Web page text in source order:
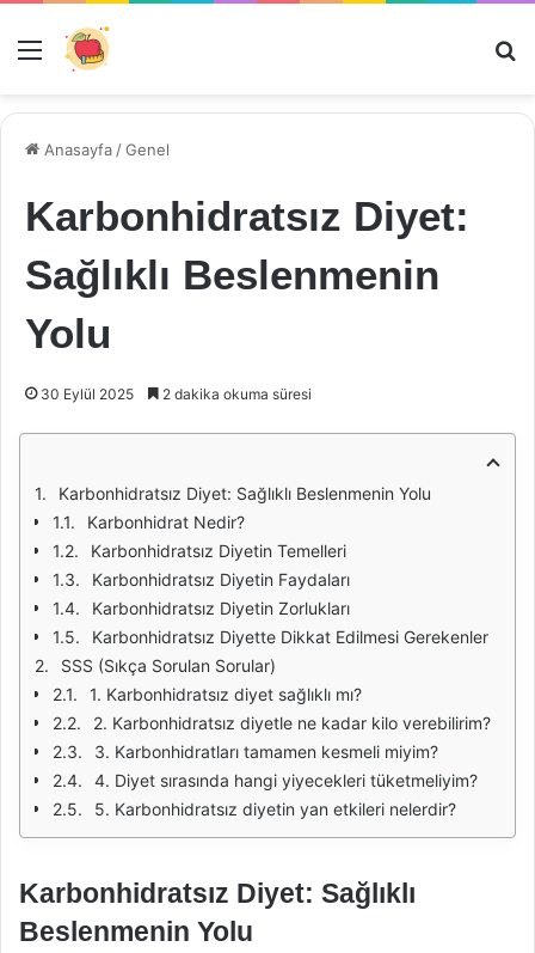
Menü
Anasayfa /Genel
Karbonhidratsız Diyet:
Sağlıklı Beslenmenin
Yolu
30 Eylül 2025 2 dakika okuma süresi
Karbonhidratsız Diyet: Sağlıklı Beslenmenin Yolu
Karbonhidrat Nedir?
Karbonhidratsız Diyetin Temelleri
Karbonhidratsız Diyetin Faydaları
Karbonhidratsız Diyetin Zorlukları
Karbonhidratsız Diyette Dikkat Edilmesi Gerekenler
SSS (Sıkça Sorulan Sorular)
1. Karbonhidratsız diyet sağlıklı mı?
2. Karbonhidratsız diyetle ne kadar kilo verebilirim?
3. Karbonhidratları tamamen kesmeli miyim?
4. Diyet sırasında hangi yiyecekleri tüketmeliyim?
5. Karbonhidratsız diyetin yan etkileri nelerdir?
Karbonhidratsız Diyet: Sağlıklı
Beslenmenin Yolu